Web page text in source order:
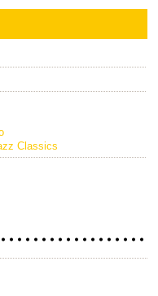
Classics